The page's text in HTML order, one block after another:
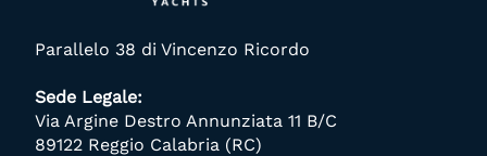
Parallelo 38 di Vincenzo Ricordo
Sede Legale:
Via Argine Destro Annunziata 11 B/C
89122 Reggio Calabria (RC)